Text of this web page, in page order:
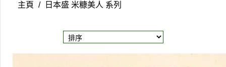
購物車
主頁 / 日本盛 米糠美人 系列